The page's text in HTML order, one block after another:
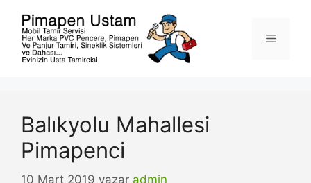
Menü
Balıkyolu Mahallesi
Pimapenci
10 Mart 2019 yazar admin